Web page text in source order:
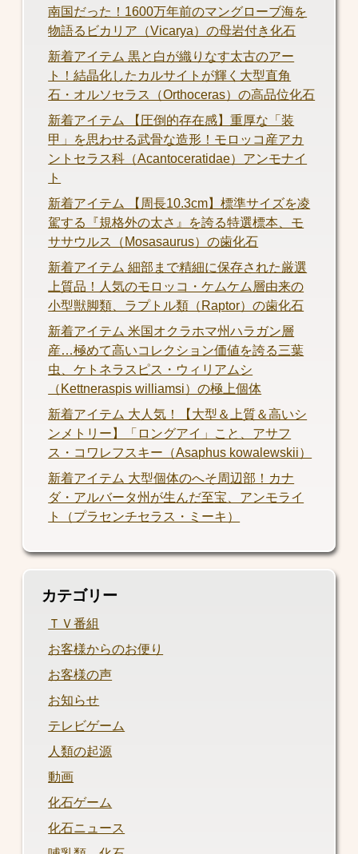
南国だった！1600万年前のマングローブ海を
物語るビカリア（Vicarya）の母岩付き化石
新着アイテム 黒と白が織りなす太古のアー
ト！結晶化したカルサイトが輝く大型直角
石・オルソセラス（Orthoceras）の高品位化石
新着アイテム 【圧倒的存在感】重厚な「装
甲」を思わせる武骨な造形！モロッコ産アカ
ントセラス科（Acantoceratidae）アンモナイ
ト
新着アイテム 【周長10.3cm】標準サイズを凌
駕する『規格外の太さ』を誇る特選標本、モ
ササウルス（Mosasaurus）の歯化石
新着アイテム 細部まで精細に保存された厳選
上質品！人気のモロッコ・ケムケム層由来の
小型獣脚類、ラプトル類（Raptor）の歯化石
新着アイテム 米国オクラホマ州ハラガン層
産…極めて高いコレクション価値を誇る三葉
虫、ケトネラスピス・ウィリアムシ
（Kettneraspis williamsi）の極上個体
新着アイテム 大人気！【大型＆上質＆高いシ
ンメトリー】「ロングアイ」こと、アサフ
ス・コワレフスキー（Asaphus kowalewskii）
新着アイテム 大型個体のへそ周辺部！カナ
ダ・アルバータ州が生んだ至宝、アンモライ
ト（プラセンチセラス・ミーキ）
カテゴリー
ＴＶ番組
お客様からのお便り
お客様の声
お知らせ
テレビゲーム
人類の起源
動画
化石ゲーム
化石ニュース